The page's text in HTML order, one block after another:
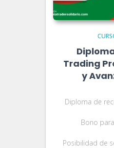
Trading
y
Diploma de
Bono
Posibilidad de